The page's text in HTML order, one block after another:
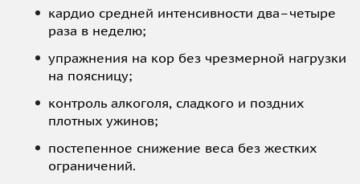
кардио средней интенсивности два–четыре
раза в неделю;
упражнения на кор без чрезмерной нагрузки
на поясницу;
контроль алкоголя, сладкого и поздних
плотных ужинов;
постепенное снижение веса без жестких
ограничений.